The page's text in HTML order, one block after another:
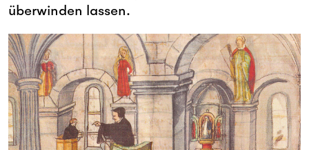
überwinden lassen.